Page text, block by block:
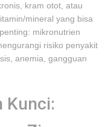
kram otot, atau
mineral yang bisa
mikronutrien
risiko penyakit
anemia, gangguan
Kunci: